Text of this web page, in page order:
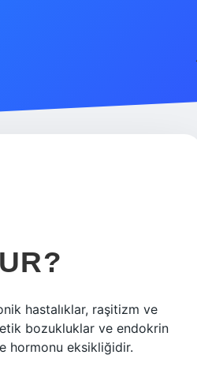
hastalıklar, raşitizm ve
bozukluklar ve endokrin
hormonu eksikliğidir.